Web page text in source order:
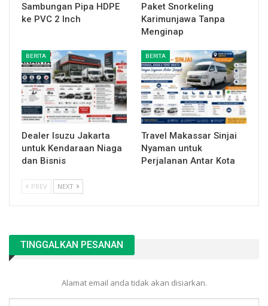
Sambungan Pipa HDPE
ke PVC 2 Inch
Paket Snorkeling
Karimunjawa Tanpa
Menginap
BERITA
Dealer Isuzu Jakarta
untuk Kendaraan Niaga
dan Bisnis
BERITA
Travel Makassar Sinjai
Nyaman untuk
Perjalanan Antar Kota
PREV NEXT
TINGGALKAN PESANAN
Alamat email anda tidak akan disiarkan.